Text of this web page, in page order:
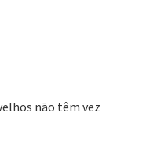
não têm vez